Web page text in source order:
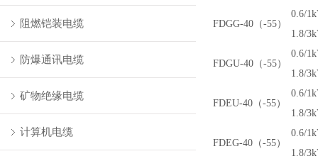
阻燃铠装电缆
防爆通讯电缆
矿物绝缘电缆
计算机电缆
FDGG-40 （-55）
0.6/
1.8/
FDGU-40 （-55）
0.6/
1.8/
FDEU-40 （-55）
0.6/
1.8/
FDEG-40 （-55）
0.6/
1.8/